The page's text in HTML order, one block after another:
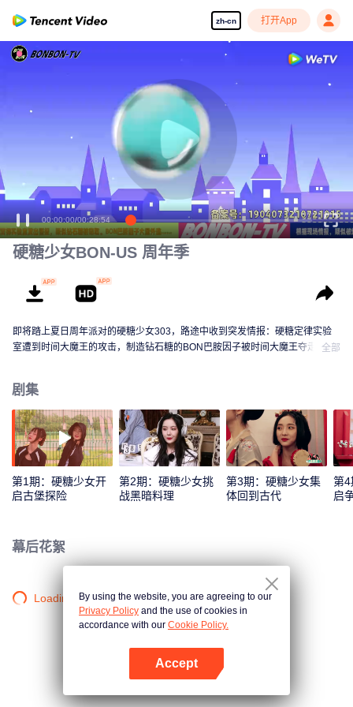
zh-cn 打开App
00:00:00/00:28:54
硬糖少女BON-US 周年季
即将踏上夏日周年派对的硬糖少女303，路途中收到突发情报：硬糖定律实验
室遭到时间大魔王的攻击，制造钻石糖的BON巴胺因子被时间大魔王夺走。少
全部
剧集
第1期：硬糖少女开
启古堡探险
第2期：硬糖少女挑
战黑暗料理
第3期：硬糖少女集
体回到古代
第4
启
幕后花絮
Loading…By using the website, you are agreeing to our
Privacy Policy and the use of cookies in
accordance with our Cookie Policy.
Accept